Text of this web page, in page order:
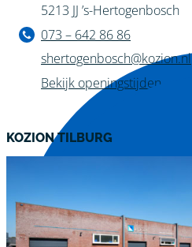
5213 JJ ’s-Hertogenbosch
073 – 642 86 86
shertogenbosch@kozion.nl
Bekijk openingstijden
KOZION TILBURG